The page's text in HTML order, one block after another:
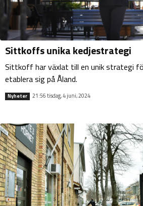
Sittkoffs unika kedjestrategi
Sittkoff har växlat till en unik strategi
etablera sig på Åland.
Nyheter 21:56 tisdag, 4 juni, 2024